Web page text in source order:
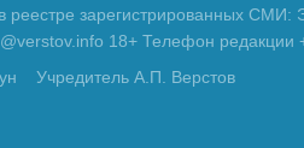
реестре зарегистрированных
18+ Телефон редакции
Учредитель А.П. Верстов